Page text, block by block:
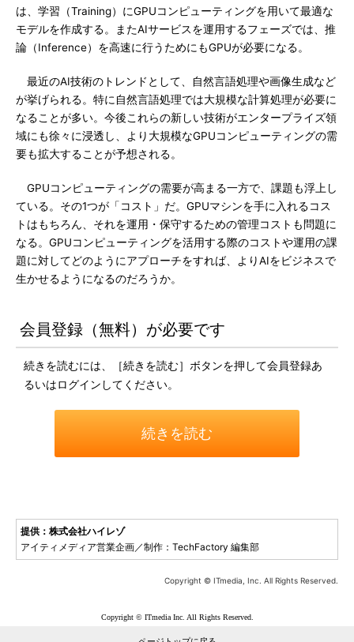
は、学習（Training）にGPUコンピューティングを用いて最適な
モデルを作成する。またAIサービスを運用するフェーズでは、推
論（Inference）を高速に行うためにもGPUが必要になる。
最近のAI技術のトレンドとして、自然言語処理や画像生成など
が挙げられる。特に自然言語処理では大規模な計算処理が必要に
なることが多い。今後これらの新しい技術がエンタープライズ領
域にも徐々に浸透し、より大規模なGPUコンピューティングの需
要も拡大することが予想される。
GPUコンピューティングの需要が高まる一方で、課題も浮上し
ている。その1つが「コスト」だ。GPUマシンを手に入れるコス
トはもちろん、それを運用・保守するための管理コストも問題に
なる。GPUコンピューティングを活用する際のコストや運用の課
題に対してどのようにアプローチをすれば、よりAIをビジネスで
生かせるようになるのだろうか。
会員登録（無料）が必要です
続きを読むには、［続きを読む］ボタンを押して会員登録あ
るいはログインしてください。
続きを読む
提供：株式会社ハイレゾ
アイティメディア営業企画／制作：TechFactory 編集部
Copyright © ITmedia, Inc. All Rights Reserved.
Copyright © ITmedia Inc. All Rights Reserved.